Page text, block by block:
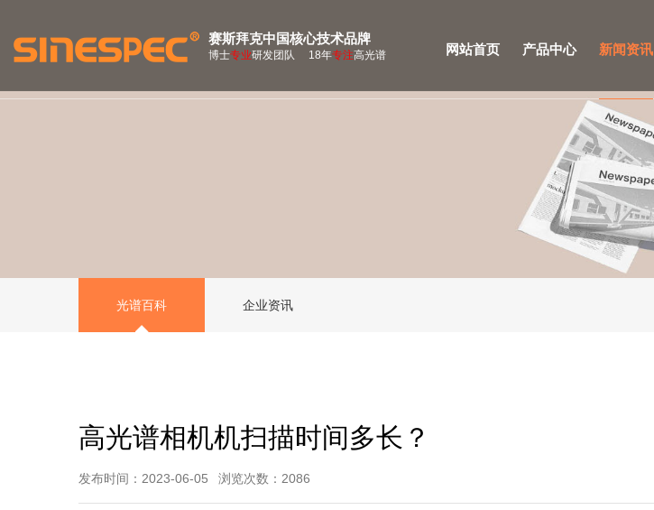
赛斯拜克中国核心技术品牌
博士专业研发团队 18年专注高光谱 网站首页 产品中心 新闻资讯
光谱百科 企业资讯
高光谱相机机扫描时间多长？
发布时间：2023-06-05 浏览次数：2086